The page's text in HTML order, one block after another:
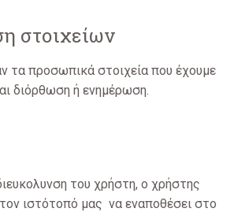
στοιχείων
τα προσωπικά στοιχεία που έχουμε
διόρθωση ή ενημέρωση.
του χρήστη, ο χρήστης
ιστότοπό μας να εναποθέσει στο